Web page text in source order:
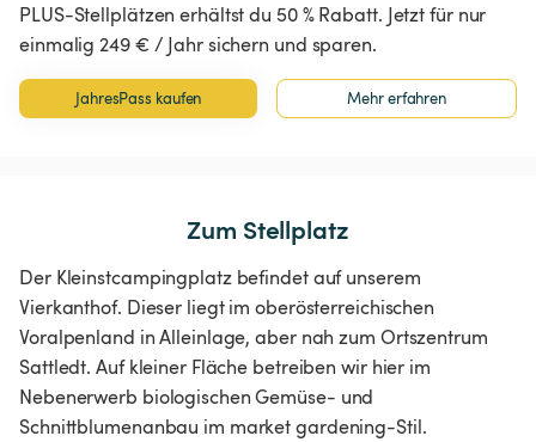
PLUS-Stellplätzen erhältst du 50 % Rabatt. Jetzt für nur
einmalig 249 € / Jahr sichern und sparen.
JahresPass kaufen Mehr erfahren
Zum Stellplatz
Der Kleinstcampingplatz befindet auf unserem
Vierkanthof. Dieser liegt im oberösterreichischen
Voralpenland in Alleinlage, aber nah zum Ortszentrum
Sattledt. Auf kleiner Fläche betreiben wir hier im
Nebenerwerb biologischen Gemüse- und
Schnittblumenanbau im market gardening-Stil.